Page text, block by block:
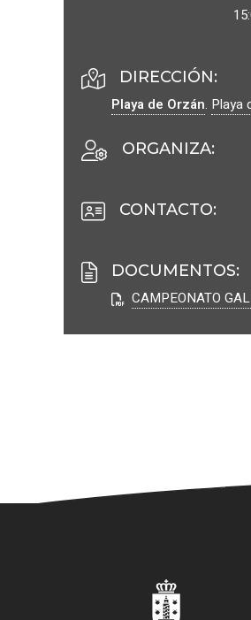
DIRECCIÓN:
Playa de Orzán. Playa
ORGANIZA:
CONTACTO:
DOCUMENTOS:
CAMPEONATO